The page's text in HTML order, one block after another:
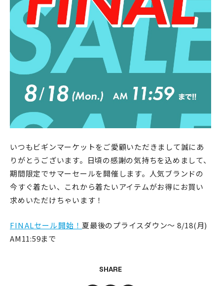
いつもビギンマーケットをご愛顧いただきまして誠にあ
りがとうございます。 日頃の感謝の気持ちを込めまして、
期間限定でサマーセールを開催します。 人気ブランドの
今すぐ着たい、これから着たいアイテムがお得にお買い
求めいただけちゃいます！
FINALセール開始！ 夏最後のプライスダウン〜 8/18(月)
AM11:59まで
SHARE